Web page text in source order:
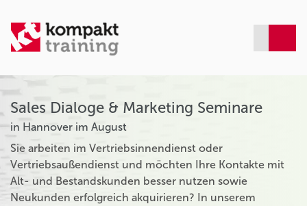
Sales Dialoge & Marketing Seminare
in Hannover im August
Sie arbeiten im Vertriebsinnendienst oder
Vertriebsaußendienst und möchten Ihre Kontakte mit
Alt- und Bestandskunden besser nutzen sowie
Neukunden erfolgreich akquirieren? In unserem